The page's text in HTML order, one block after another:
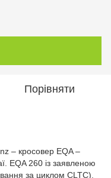
Порівняти
– кросовер EQA –
EQA 260 із заявленою
за циклом CLTC).